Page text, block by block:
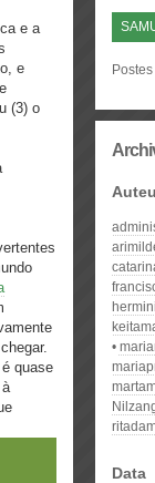
e a
e
(3) o
quase
Data